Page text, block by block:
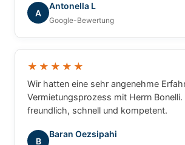
A
Antonella L
Google-Bewertung
★★★★★
Wir hatten eine sehr angenehme
Vermietungsprozess mit Herrn Bonelli.
freundlich, schnell und kompetent.
B
Baran Oezsipahi